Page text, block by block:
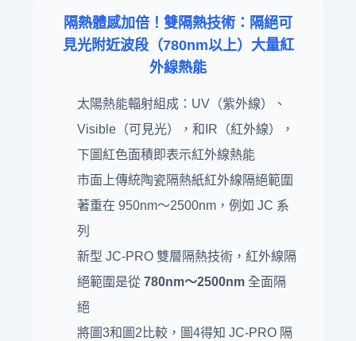
隔熱體感加倍！雙隔熱技術：隔絕可
見光附近波段（780nm以上）大量紅
外線熱能
太陽熱能輻射組成：UV（紫外線）、
Visible（可見光），和IR（紅外線），
下圖紅色面積即表示紅外線熱能
市面上傳統陶瓷隔熱紙紅外線隔絕範圍
著重在 950nm～2500nm，例如 JC 系
列
新型 JC-PRO 雙層隔熱技術，紅外線隔
絕範圍是從 780nm～2500nm 全面隔
絕
將圖3和圖2比較，圖4得知 JC-PRO 隔